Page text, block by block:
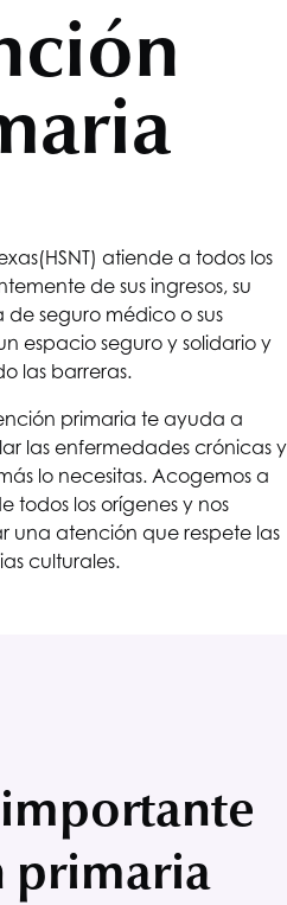
(HSNT) atiende a todos los
de sus ingresos, su
seguro médico o sus
espacio seguro y solidario y
las barreras.
primaria te ayuda a
las enfermedades crónicas y
lo necesitas. Acogemos a
todos los orígenes y nos
una atención que respete las
culturales.
primaria